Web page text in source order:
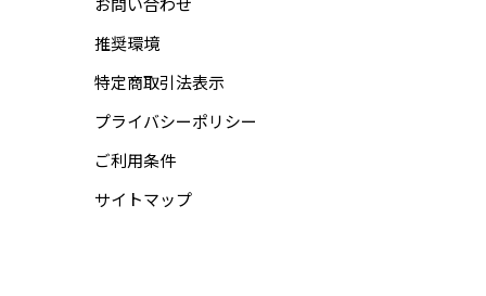
推奨環境
特定商取引法表示
プライバシーポリシー
ご利用条件
サイトマップ